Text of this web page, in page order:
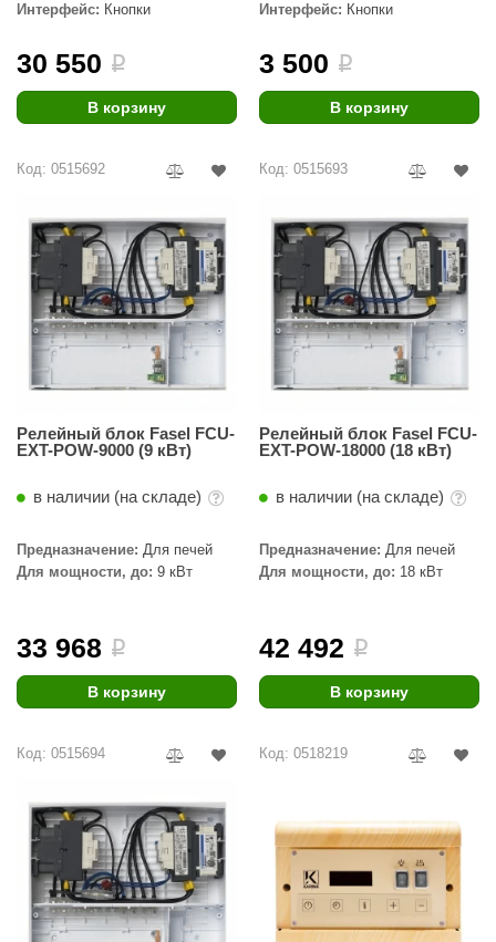
ecology
2000
KERN
Snow
Интерфейс: Кнопки
30 550 i
В корзину
Интерфейс: Кнопки
3 500 i
В корзину
Код: 0515692
Релейный блок Fasel FCU-
EXT-POW-9000 (9 кВт)
в наличии (на складе)
Предназначение: Для печей
Для мощности, до: 9 кВт
33 968 i
В корзину
Код: 0515693
Релейный блок Fasel FCU-
EXT-POW-18000 (18 кВт)
в наличии (на складе)
Предназначение: Для печей
Для мощности, до: 18 кВт
42 492 i
В корзину
Код: 0515694 Код: 0518219